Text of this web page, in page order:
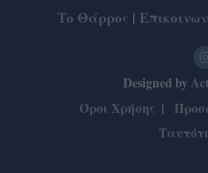
Το Θάρρος |
Designed by
Όροι Χρήσης